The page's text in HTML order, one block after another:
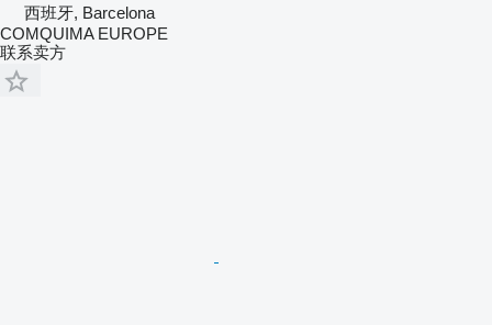
西班牙, Barcelona
COMQUIMA EUROPE
联系卖方